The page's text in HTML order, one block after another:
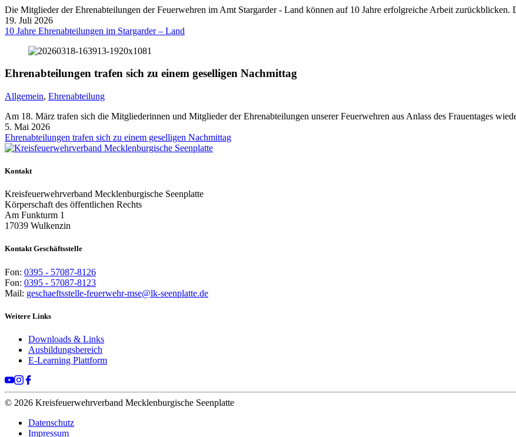
Die Mitglieder der Ehrenabteilungen der Feuerwehren im Amt Stargarder - Land können auf 10 Jahre erfolgreiche Arbeit zurückblicken.
19. Juli 2026
10 Jahre Ehrenabteilungen im Stargarder – Land
Ehrenabteilungen trafen sich zu einem geselligen Nachmittag
Allgemein, Ehrenabteilung
Am 18. März trafen sich die Mitgliederinnen und Mitglieder der Ehrenabteilungen unserer Feuerwehren aus Anlass des Frauentages
5. Mai 2026
Ehrenabteilungen trafen sich zu einem geselligen Nachmittag
Kontakt
Kreisfeuerwehrverband Mecklenburgische Seenplatte
Körperschaft des öffentlichen Rechts
Am Funkturm 1
17039 Wulkenzin
Kontakt Geschäftsstelle
Fon: 0395 - 57087-8126
Fon: 0395 - 57087-8123
Mail: geschaeftsstelle-feuerwehr-mse@lk-seenplatte.de
Weitere Links
Downloads & Links
Ausbildungsbereich
E-Learning Plattform
© 2026 Kreisfeuerwehrverband Mecklenburgische Seenplatte
Datenschutz
Impressum